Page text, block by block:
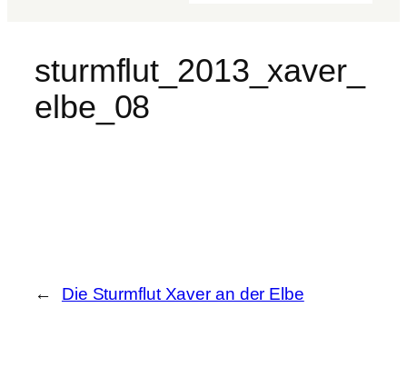
sturmflut_2013_xaver_
elbe_08
← Die Sturmflut Xaver an der Elbe